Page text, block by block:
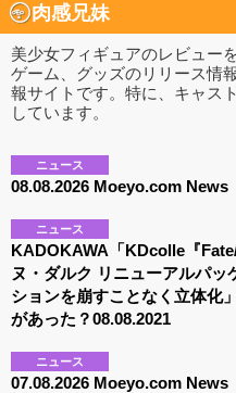
肉感兄妹
美少女フィギュアのレビュー
ゲーム、グッズのリリース情
報サイトです。特に、キャス
しています。
ニュース
08.08.2026 Moeyo.com News
ニュース
KADOKAWA「KDcolle『
ヌ・ダルク リニューアルパ
ションを崩すことなく立体化
があった？08.08.2021
ニュース
07.08.2026 Moeyo.com News